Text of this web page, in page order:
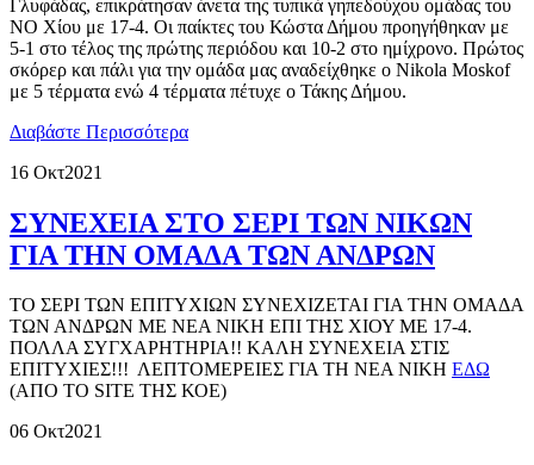
Γλυφάδας, επικράτησαν άνετα της τυπικά γηπεδούχου ομάδας του
ΝΟ Χίου με 17-4. Οι παίκτες του Κώστα Δήμου προηγήθηκαν με
5-1 στο τέλος της πρώτης περιόδου και 10-2 στο ημίχρονο. Πρώτος
σκόρερ και πάλι για την ομάδα μας αναδείχθηκε ο Nikola Moskof
με 5 τέρματα ενώ 4 τέρματα πέτυχε ο Τάκης Δήμου.
Διαβάστε Περισσότερα
16 Οκτ2021
ΣΥΝΕΧΕΙΑ ΣΤΟ ΣΕΡΙ ΤΩΝ ΝΙΚΩΝ
ΓΙΑ ΤΗΝ ΟΜΑΔΑ ΤΩΝ ΑΝΔΡΩΝ
ΤΟ ΣΕΡΙ ΤΩΝ ΕΠΙΤΥΧΙΩΝ ΣΥΝΕΧΙΖΕΤΑΙ ΓΙΑ ΤΗΝ ΟΜΑΔΑ
ΤΩΝ ΑΝΔΡΩΝ ΜΕ ΝΕΑ ΝΙΚΗ ΕΠΙ ΤΗΣ ΧΙΟΥ ΜΕ 17-4.
ΠΟΛΛΑ ΣΥΓΧΑΡΗΤΗΡΙΑ!! ΚΑΛΗ ΣΥΝΕΧΕΙΑ ΣΤΙΣ
ΕΠΙΤΥΧΙΕΣ!!! ΛΕΠΤΟΜΕΡΕΙΕΣ ΓΙΑ ΤΗ ΝΕΑ ΝΙΚΗ ΕΔΩ
(ΑΠΟ ΤΟ SITE ΤΗΣ ΚΟΕ)
06 Οκτ2021